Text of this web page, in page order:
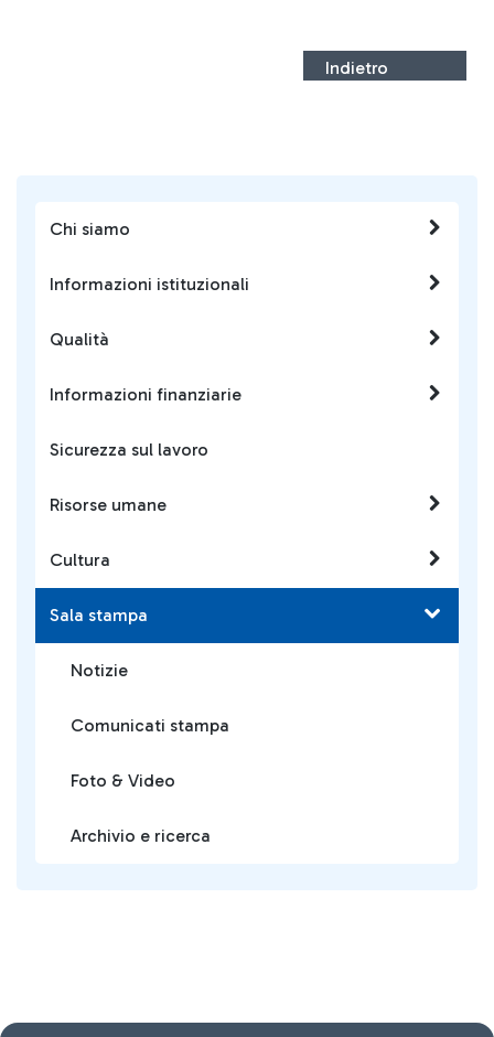
Chi siamo
Informazioni istituzionali
Qualità
Informazioni finanziarie
Sicurezza sul lavoro
Risorse umane
Cultura
Sala stampa
Notizie
Comunicati stampa
Foto & Video
Archivio e ricerca
Indietro